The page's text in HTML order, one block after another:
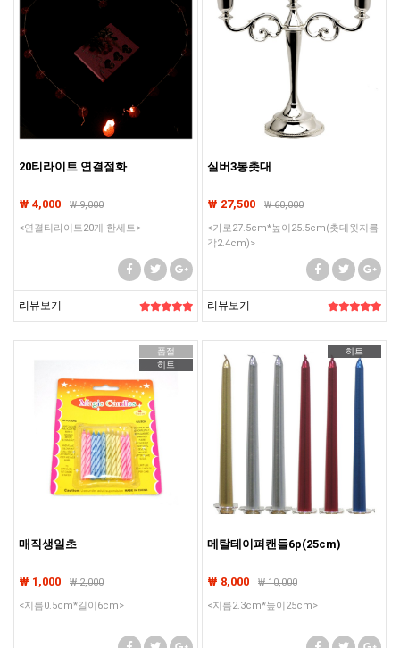
20티라이트 연결점화
₩ 4,000 ₩9,000
<연결티라이트20개 한세트>
리뷰보기
실버3봉촛대
₩ 27,500 ₩60,000
<가로27.5cm*높이25.5cm(촛대윗지름
각2.4cm)>
리뷰보기
품절
히트
매직생일초
₩ 1,000 ₩2,000
<지름0.5cm*길이6cm>
히트
메탈테이퍼캔들6p(25cm)
₩ 8,000 ₩10,000
<지름2.3cm*높이25cm>